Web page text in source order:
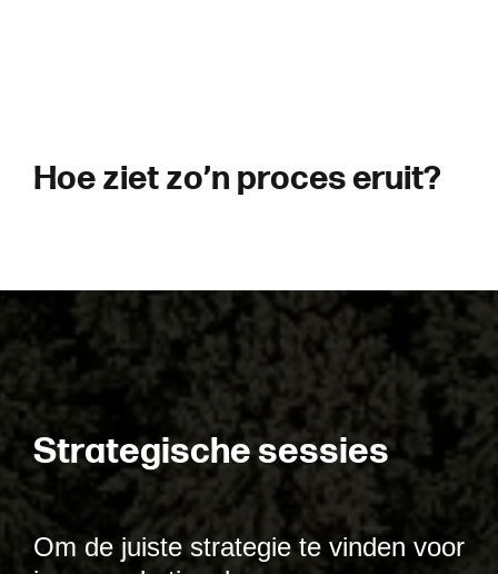
Hoezietzo’n proceseruit?
Strategischesessies
Om de juiste strategie te vinden voor